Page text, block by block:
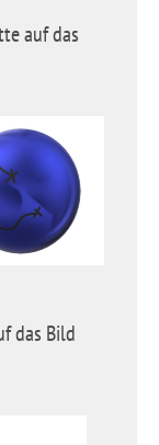
auf das
das Bild